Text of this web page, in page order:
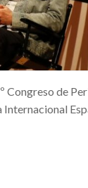
Congreso de